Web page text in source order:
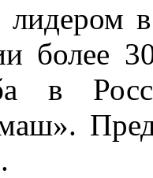
лидером
более
в